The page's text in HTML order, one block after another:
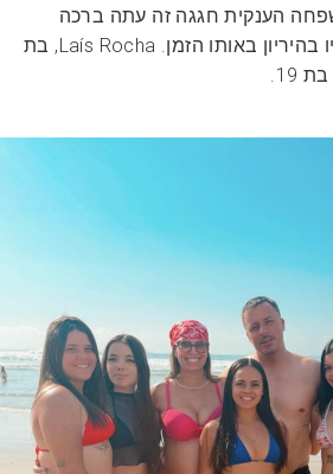
הענקית חגגה זה עתה ברכה
כפולה. שתיים מנשותיו בהיריון באותו הזמן. Laís Rocha, בת